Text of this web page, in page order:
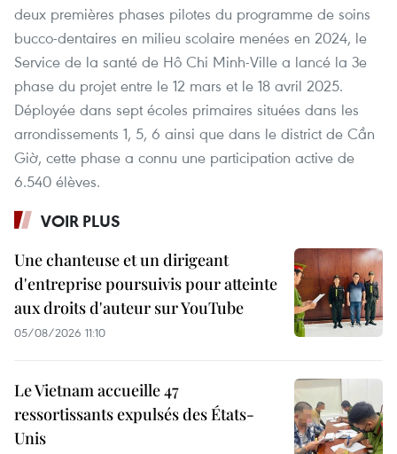
deux premières phases pilotes du programme de soins
bucco-dentaires en milieu scolaire menées en 2024, le
Service de la santé de Hô Chi Minh-Ville a lancé la 3e
phase du projet entre le 12 mars et le 18 avril 2025.
Déployée dans sept écoles primaires situées dans les
arrondissements 1, 5, 6 ainsi que dans le district de Cần
Giờ, cette phase a connu une participation active de
6.540 élèves.
VOIR PLUS
Une chanteuse et un dirigeant
d'entreprise poursuivis pour atteinte
aux droits d'auteur sur YouTube
05/08/2026 11:10
Le Vietnam accueille 47
ressortissants expulsés des États-
Unis